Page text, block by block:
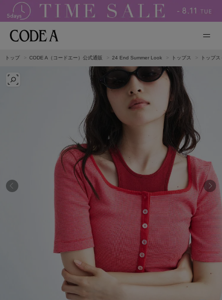
トップ CODE A（コードエー）公式通販 24 End Summer Look トップス トップ